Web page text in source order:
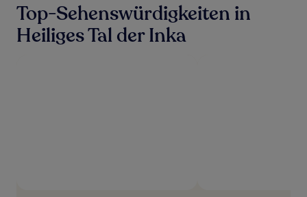
24 Stunden
einen
Aufenthalt
Top-Sehenswürdigkeiten in
Heiliges Tal der Inka